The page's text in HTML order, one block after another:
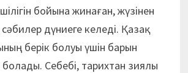
бойына жинаған, жүзінен
сәбилер дүниеге келеді. Қазақ
берік болуы үшін барын
болады. Себебі, тарихтан зия­лы